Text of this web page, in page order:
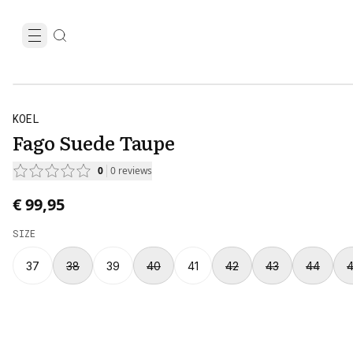
KOEL
Fago Suede Taupe
0 0 reviews
€ 99,95
SIZE
37 38 39 40 41 42 43 44